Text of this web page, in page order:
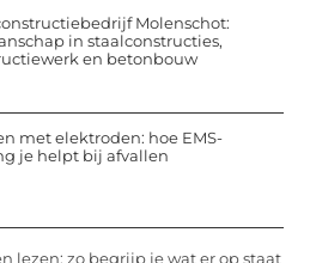
Molenschot:
in staalconstructies,
en betonbouw
met elektroden: hoe EMS-
je helpt bij afvallen
lezen: zo begrijp je wat er op staat